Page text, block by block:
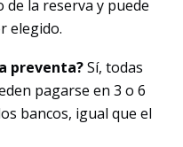
la reserva y puede
elegido.
preventa?Sí, todas
pagarse en 3 o 6
bancos, igual que el